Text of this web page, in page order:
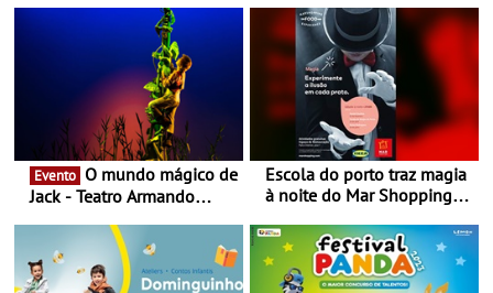
Evento
Jack - Teatro Armando
Escola do porto traz magia
à noite do Mar Shopping
29 de abril, às 21h00